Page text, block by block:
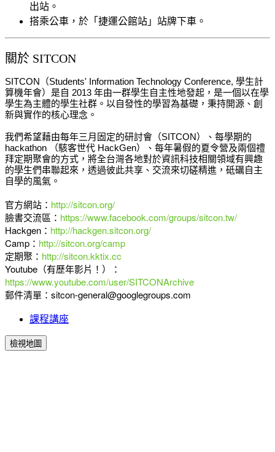
出站。
搭乘公車，於「捷運公館站」站牌下車。
關於 SITCON
SITCON（Students' Information Technology Conference, 學生計
算機年會）是自 2013 年由一群學生自主性地發起，是一個以在學
學生為主體的學生社群。以自發性的學習為基礎，秉持開源、創
新與實作的核心理念。
我們希望藉由每年三月固定的研討會（SITCON）、每學期的
hackathon （駭客世代 HackGen）、每年暑假的夏令營及兩個禮
拜定期聚會的方式，將全台灣各地對於資訊科技相關領域有興趣
的學生們串聯起來，透過彼此共享、交流來切磋精進，砥礪自主
自學的風氣。
官方網站： http://sitcon.org/
臉書交流區： https://www.facebook.com/groups/sitcon.tw/
Hackgen： http://hackgen.sitcon.org/
Camp： http://sitcon.org/camp
定期聚： http://sitcon.kktix.cc
Youtube（有歷年影片！）：
https://www.youtube.com/user/SITCONArchive
郵件清單：sitcon-general@googlegroups.com
課程講座
檢視地圖